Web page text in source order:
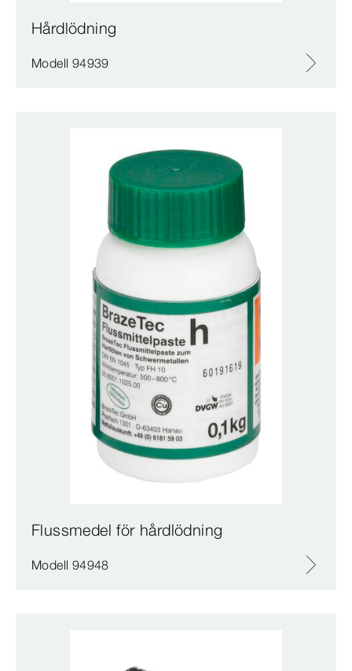
Hårdlödning
Modell 94939
Flussmedel för hårdlödning
Modell 94948